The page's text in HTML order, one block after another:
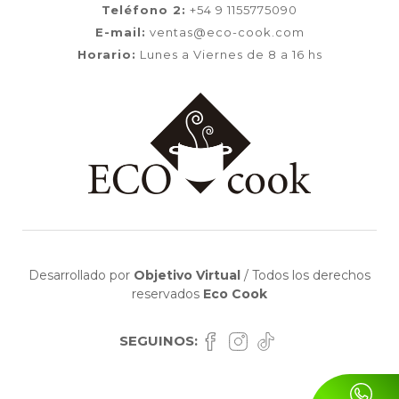
Teléfono 2: +54 9 1155775090
E-mail: ventas@eco-cook.com
Horario: Lunes a Viernes de 8 a 16 hs
Desarrollado por Objetivo Virtual / Todos los derechos
reservados Eco Cook
SEGUINOS: